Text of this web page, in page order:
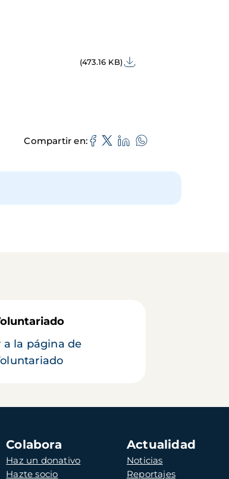
(473.16 KB)
Compartir en
a la página de
Colabora
Haz un donativo
Hazte socio
Actualidad
Noticias
Reportajes